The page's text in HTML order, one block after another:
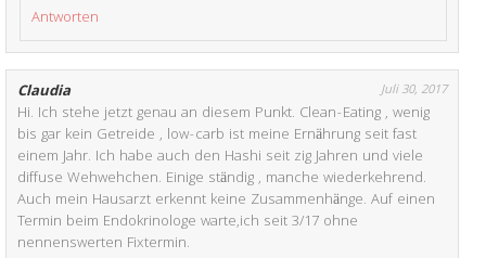
Antworten
Claudia Juli 30, 2017
Hi. Ich stehe jetzt genau an diesem Punkt. Clean-Eating , wenig
bis gar kein Getreide , low-carb ist meine Ernährung seit fast
einem Jahr. Ich habe auch den Hashi seit zig Jahren und viele
diffuse Wehwehchen. Einige ständig , manche wiederkehrend.
Auch mein Hausarzt erkennt keine Zusammenhänge. Auf einen
Termin beim Endokrinologe warte,ich seit 3/17 ohne
nennenswerten Fixtermin.